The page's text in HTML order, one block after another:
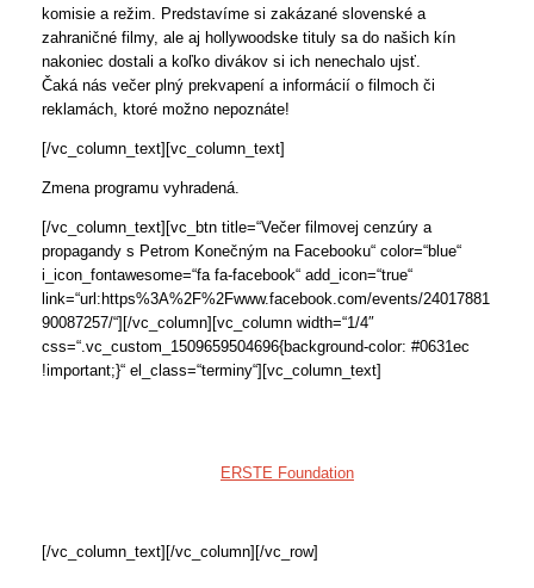
komisie a režim. Predstavíme si zakázané slovenské a
zahraničné filmy, ale aj hollywoodske tituly sa do našich kín
nakoniec dostali a koľko divákov si ich nenechalo ujsť.
Čaká nás večer plný prekvapení a informácií o filmoch či
reklamách, ktoré možno nepoznáte!
[/vc_column_text][vc_column_text]
Zmena programu vyhradená.
[/vc_column_text][vc_btn title=“Večer filmovej cenzúry a
propagandy s Petrom Konečným na Facebooku“ color=“blue“
i_icon_fontawesome=“fa fa-facebook“ add_icon=“true“
link=“url:https%3A%2F%2Fwww.facebook.com/events/24017881
90087257/“][/vc_column][vc_column width=“1/4″
css=“.vc_custom_1509659504696{background-color: #0631ec
!important;}“ el_class=“terminy“][vc_column_text]
ERSTE Foundation
[/vc_column_text][/vc_column][/vc_row]